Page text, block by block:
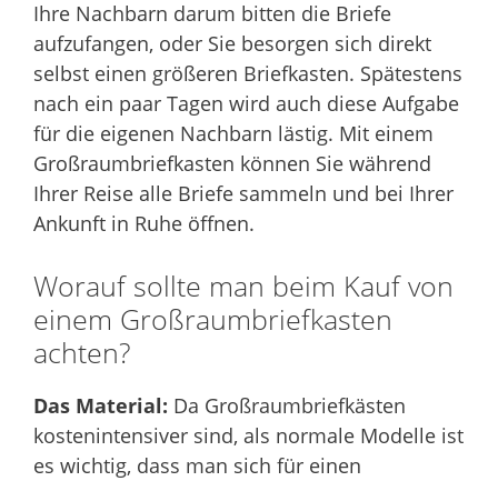
Ihre Nachbarn darum bitten die Briefe
aufzufangen, oder Sie besorgen sich direkt
selbst einen größeren Briefkasten. Spätestens
nach ein paar Tagen wird auch diese Aufgabe
für die eigenen Nachbarn lästig. Mit einem
Großraumbriefkasten können Sie während
Ihrer Reise alle Briefe sammeln und bei Ihrer
Ankunft in Ruhe öffnen.
Worauf sollte man beim Kauf von
einem Großraumbriefkasten
achten?
Das Material: Da Großraumbriefkästen
kostenintensiver sind, als normale Modelle ist
es wichtig, dass man sich für einen